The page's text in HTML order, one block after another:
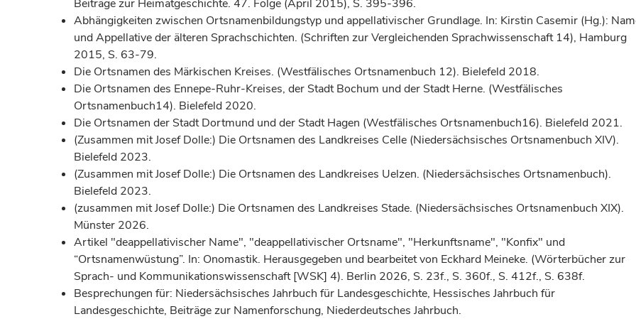
Beiträge zur Heimatgeschichte. 47. Folge (April 2015), S. 395-396.
Abhängigkeiten zwischen Ortsnamenbildungstyp und appellativischer Grundlage. In: Kirstin Casemir (Hg.):
und Appellative der älteren Sprachschichten. (Schriften zur Vergleichenden Sprachwissenschaft 14), Hamburg
2015, S. 63-79.
Die Ortsnamen des Märkischen Kreises. (Westfälisches Ortsnamenbuch 12). Bielefeld 2018.
Die Ortsnamen des Ennepe-Ruhr-Kreises, der Stadt Bochum und der Stadt Herne. (Westfälisches
Ortsnamenbuch14). Bielefeld 2020.
Die Ortsnamen der Stadt Dortmund und der Stadt Hagen (Westfälisches Ortsnamenbuch16). Bielefeld 2021.
(Zusammen mit Josef Dolle:) Die Ortsnamen des Landkreises Celle (Niedersächsisches Ortsnamenbuch XIV).
Bielefeld 2023.
(Zusammen mit Josef Dolle:) Die Ortsnamen des Landkreises Uelzen. (Niedersächsisches Ortsnamenbuch).
Bielefeld 2023.
(zusammen mit Josef Dolle:) Die Ortsnamen des Landkreises Stade. (Niedersächsisches Ortsnamenbuch XIX).
Münster 2026.
Artikel "deappellativischer Name", "deappellativischer Ortsname", "Herkunftsname", "Konfix" und
“Ortsnamenwüstung”. In: Onomastik. Herausgegeben und bearbeitet von Eckhard Meineke. (Wörterbücher zur
Sprach- und Kommunikationswissenschaft [WSK] 4). Berlin 2026, S. 23f., S. 360f., S. 412f., S. 638f.
Besprechungen für: Niedersächsisches Jahrbuch für Landesgeschichte, Hessisches Jahrbuch für
Landesgeschichte, Beiträge zur Namenforschung, Niederdeutsches Jahrbuch.